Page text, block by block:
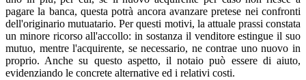
pagare la banca, questa potrà ancora avanzare pretese nei confronti
dell'originario mutuatario. Per questi motivi, la attuale prassi constata
un minore ricorso all'accollo: in sostanza il venditore estingue il suo
mutuo, mentre l'acquirente, se necessario, ne contrae uno nuovo in
proprio. Anche su questo aspetto, il notaio può essere di aiuto,
evidenziando le concrete alternative ed i relativi costi.